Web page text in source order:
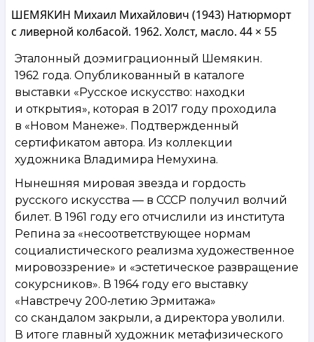
ШЕМЯКИН Михаил Михайлович (1943) Натюрморт
с ливерной колбасой. 1962. Холст, масло. 44 × 55
Эталонный доэмиграционный Шемякин.
1962 года. Опубликованный в каталоге
выставки «Русское искусство: находки
и открытия», которая в 2017 году проходила
в «Новом Манеже». Подтвержденный
сертификатом автора. Из коллекции
художника Владимира Немухина.
Нынешняя мировая звезда и гордость
русского искусства — в СССР получил волчий
билет. В 1961 году его отчислили из института
Репина за «несоответствующее нормам
социалистического реализма художественное
мировоззрение» и «эстетическое развращение
сокурсников». В 1964 году его выставку
«Навстречу 200‑летию Эрмитажа»
со скандалом закрыли, а директора уволили.
В итоге главный художник метафизического